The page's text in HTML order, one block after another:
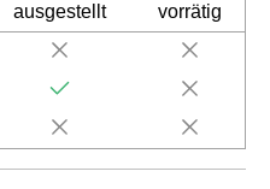
ausgestellt
vorrätig